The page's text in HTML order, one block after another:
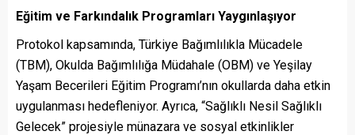
Eğitim ve Farkındalık Programları Yaygınlaşıyor
Protokol kapsamında, Türkiye Bağımlılıkla Mücadele
(TBM), Okulda Bağımlılığa Müdahale (OBM) ve Yeşilay
Yaşam Becerileri Eğitim Programı’nın okullarda daha etkin
uygulanması hedefleniyor. Ayrıca, “Sağlıklı Nesil Sağlıklı
Gelecek” projesiyle münazara ve sosyal etkinlikler